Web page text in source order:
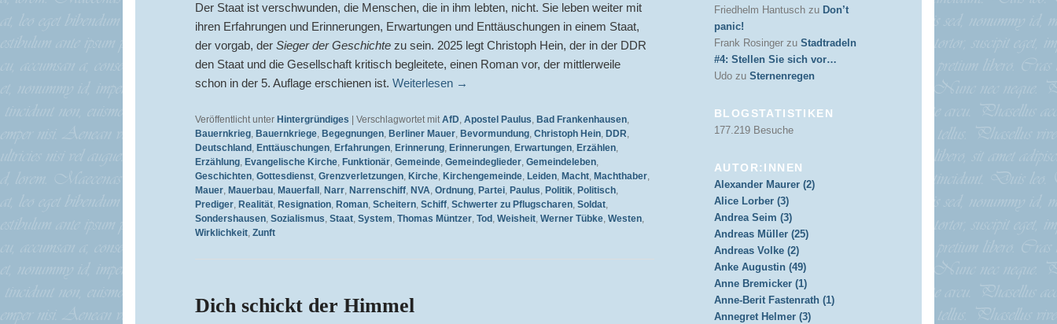
Der Staat ist verschwunden, die Menschen, die in ihm lebten, nicht. Sie leben weiter mit
ihren Erfahrungen und Erinnerungen, Erwartungen und Enttäuschungen in einem Staat,
der vorgab, der Sieger der Geschichte zu sein. 2025 legt Christoph Hein, der in der DDR
den Staat und die Gesellschaft kritisch begleitete, einen Roman vor, der mittlerweile
schon in der 5. Auflage erschienen ist. Weiterlesen →
Veröffentlicht unter Hintergründiges | Verschlagwortet mit AfD Apostel Paulus Bad Frankenhausen
Bauernkrieg Bauernkriege Begegnungen Berliner Mauer Bevormundung Christoph Hein DDR
Deutschland Enttäuschungen Erfahrungen Erinnerung Erinnerungen Erwartungen Erzählen
Erzählung Evangelische Kirche Funktionär Gemeinde Gemeindeglieder Gemeindeleben
Geschichten Gottesdienst Grenzverletzungen Kirche Kirchengemeinde Leiden Macht Machthaber
Mauer Mauerbau Mauerfall Narr Narrenschiff NVA Ordnung Partei Paulus Politik Politisch
Prediger Realität Resignation Roman Scheitern Schiff Schwerter zu Pflugscharen Soldat
Sondershausen Sozialismus Staat System Thomas Müntzer Tod Weisheit Werner Tübke Westen
Wirklichkeit Zunft
Dich schickt der Himmel
Friedhelm Hantusch zu Don’t
panic!
Frank Rosinger zu Stadtradeln
#4: Stellen Sie sich vor…
Udo zu Sternenregen
BLOGSTATISTIKEN
177.219 Besuche
AUTOR:INNEN
Alexander Maurer (2)
Alice Lorber (3)
Andrea Seim (3)
Andreas Müller (25)
Andreas Volke (2)
Anke Augustin (49)
Anne Bremicker (1)
Anne-Berit Fastenrath (1)
Annegret Helmer (3)